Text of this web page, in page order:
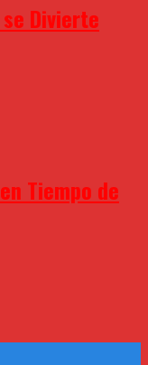
Divierte
Tiempo de